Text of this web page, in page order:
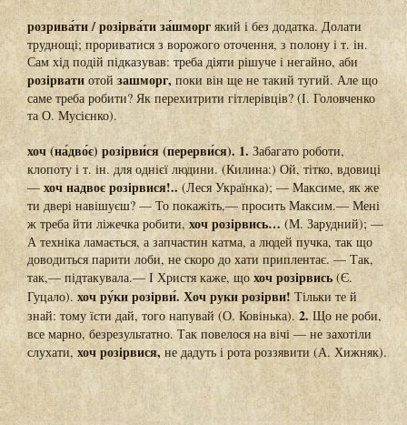
розрива́ти / розірва́ти за́шморг який і без додатка. Долати
труднощі; прориватися з ворожого оточення, з полону і т. ін.
Сам хід подій підказував: треба діяти рішуче і негайно, аби
розірвати отойзашморг, поки він ще не такий тугий. Але що
саме треба робити? Як перехитрити гітлерівців? (І. Головченко
та О. Мусієнко).
хоч (на́дво́є) розірви́ся (перерви́ся). 1. Забагато роботи,
клопоту і т. ін. для однієї людини. (Килина:) Ой, тітко, вдовиці
— хоч надвоє розірвися!.. (Леся Українка); — Максиме, як же
ти двері навішуєш? — То покажіть,— просить Максим.— Мені
ж треба йти ліжечка робити,хоч розірвись…(М. Зарудний); —
А техніка ламається, а запчастин катма, а людей пучка, так що
доводиться парити лоби, не скоро до хати приплентає. — Так,
так,— підтакувала.— І Христя каже, що хоч розірвись (Є.
Гуцало).хоч ру́ки розірви́. Хоч руки розірви! Тільки те й
знай: тому їсти дай, того напувай (О. Ковінька).2.Що не роби,
все марно, безрезультатно. Так повелося на вічі — не захотіли
слухати, хоч розірвися, не дадуть і рота роззявити (А. Хижняк).